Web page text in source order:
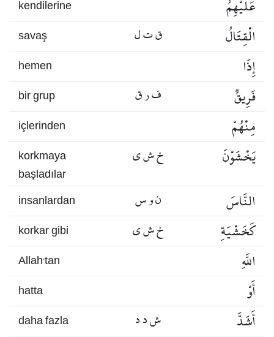
kendilerine عَلَيْهِمُ
savaş ق ت ل الْقِتَالُ
hemen إِذَا
bir grup ف ر ق فَرِيقٌ
içlerinden مِنْهُمْ
korkmaya
başladılar
خ ش ي يَخْشَوْنَ
insanlardan ن و س النَّاسَ
korkar gibi خ ش ي كَخَشْيَةِ
Allah’tan اللَّهِ
hatta أَوْ
daha fazla ش د د أَشَدَّ